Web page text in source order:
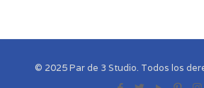
© 2025 Par de 3 Studio. Todos los